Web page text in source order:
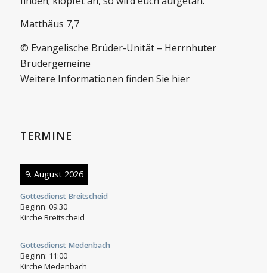
Matthäus 7,7
© Evangelische Brüder-Unität – Herrnhuter
Brüdergemeine
Weitere Informationen finden Sie hier
TERMINE
9. August 2026
Gottesdienst Breitscheid
Beginn: 09:30
Kirche Breitscheid
Gottesdienst Medenbach
Beginn: 11:00
Kirche Medenbach